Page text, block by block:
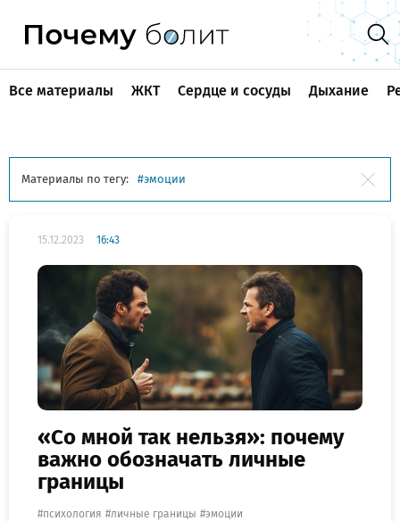
Все материалы ЖКТ Сердце и сосуды Дыхание
Материалы по тегу: эмоции
15.12.2023 16:43
«Со мной так нельзя»: почему
важно обозначать личные
границы
психология личные границы эмоции